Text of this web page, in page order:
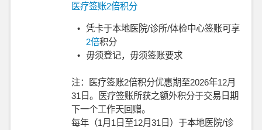
医疗签账2倍积分
•
凭卡于本地医院/诊所/体检中心签账可享
2倍积分
•
毋须登记，毋须签账要求
注：医疗签账2倍积分优惠期至2026年12月
31日。医疗签账所获之额外积分于交易日期
下一个工作天回赠。
每年（1月1日至12月31日）于本地医院/诊